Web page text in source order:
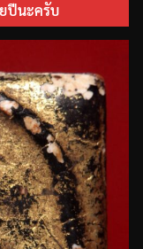
ปีนะครับ